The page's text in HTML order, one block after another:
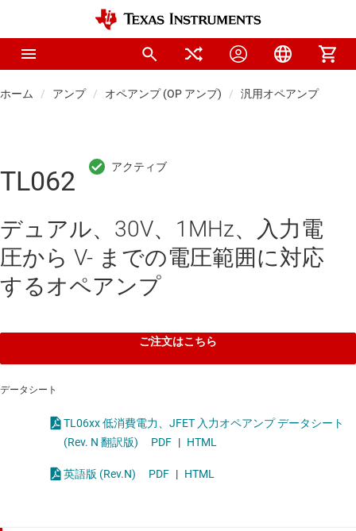
ホーム アンプ オペアンプ (OP アンプ) 汎用オペアンプ
TL062
デュアル、30V、1MHz、入力電
圧から V- までの電圧範囲に対応
するオペアンプ
ご注文はこちら
データシート
TL06xx 低消費電力、JFET 入力オペアンプ データシート
(Rev. N 翻訳版)
PDF | HTML
英語版 (Rev.N) PDF | HTML